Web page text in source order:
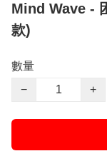
Mind Wave -
款)
數量
−
+